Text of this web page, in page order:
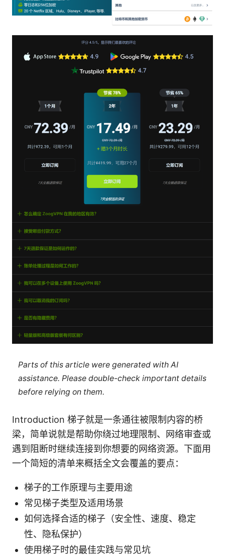
Parts of this article were generated with AI
assistance. Please double-check important details
before relying on them.
Introduction 梯子就是一条通往被限制内容的桥
梁，简单说就是帮助你绕过地理限制、网络审查或
遇到阻断时继续连接到你想要的网络资源。下面用
一个简短的清单来概括全文会覆盖的要点：
梯子的工作原理与主要用途
常见梯子类型及适用场景
如何选择合适的梯子（安全性、速度、稳定
性、隐私保护）
使用梯子时的最佳实践与常见坑